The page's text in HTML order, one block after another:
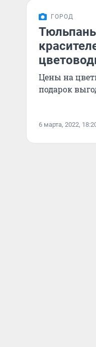
ГОРОД
Цены на
подарок
6 марта, 2022,